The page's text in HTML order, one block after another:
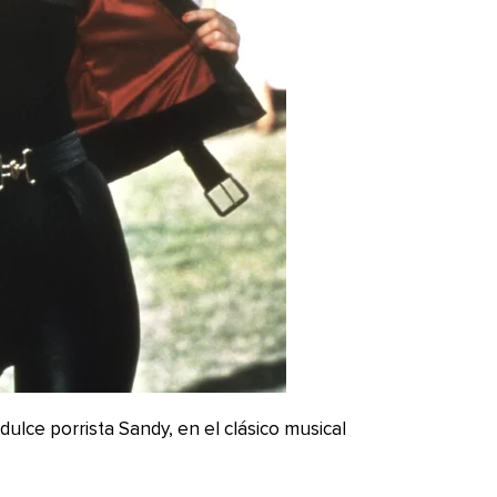
porrista Sandy, en el clásico musical